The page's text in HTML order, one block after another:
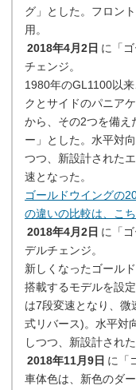
グ」とした。フロン
用。
2018年4月2日 に「
チェンジ。
1980年のGL1100以
クとサイドのパニア
から、その2つを備え
ー」とした。水平対
つつ、新設計された
速となった。
ゴールドウイングの
の違いの比較は、こち
2018年4月2日 に「
デルチェンジ。
新しくなったゴール
搭載するモデルを設
は7段変速となり、微
式リバース)。水平対
しつつ、新設計され
2018年11月9日 に「
車体色は、新色のダ